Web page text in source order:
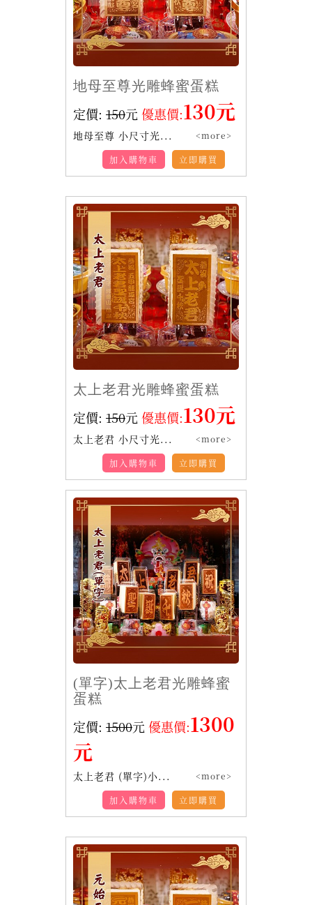
地母至尊光雕蜂蜜蛋糕
定價: 150元 優惠價:130元
地母至尊 小尺寸光... <more>
立即購買
加入購物車
太上老君光雕蜂蜜蛋糕
定價: 150元 優惠價:130元
太上老君 小尺寸光... <more>
立即購買
加入購物車
(單字)太上老君光雕蜂蜜
蛋糕
定價: 1500元 優惠價:1300
元
太上老君 (單字)小... <more>
立即購買
加入購物車